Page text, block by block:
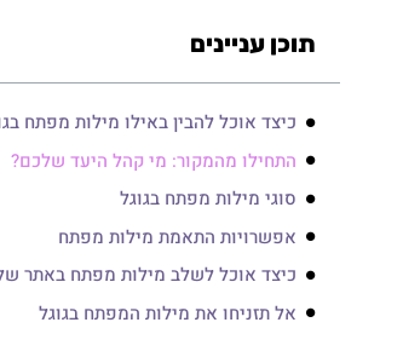
תוכן עניינים
כיצד אוכל להבין באילו מילות מפתח
התחילו מהמקור: מי קהל היעד שלכם?
סוגי מילות מפתח בגוגל
אפשרויות התאמת מילות מפתח
כיצד אוכל לשלב מילות מפתח באתר
אל תזניחו את מילות המפתח בגוגל